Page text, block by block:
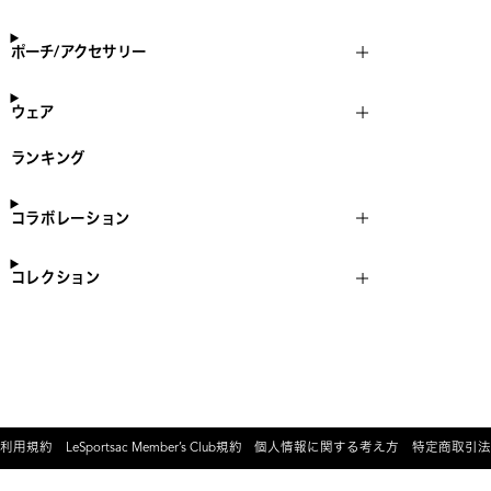
ポーチ/アクセサリー
ウェア
ランキング
コラボレーション
コレクション
利用規約 LeSportsac Member’s Club規約 個人情報に関する考え方 特定商取引